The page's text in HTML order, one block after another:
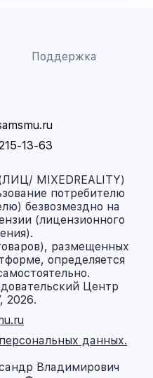
Поддержка
13-63
MIXEDREALITY)
потребителю
безвозмездно на
(лицензионного
размещенных
определяется
Центр
2026.
данных.
Владимирович